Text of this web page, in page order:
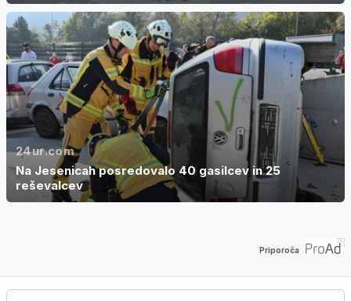
24ur.com
Na Jesenicah posredovalo 40 gasilcev in 25
reševalcev
Priporoča